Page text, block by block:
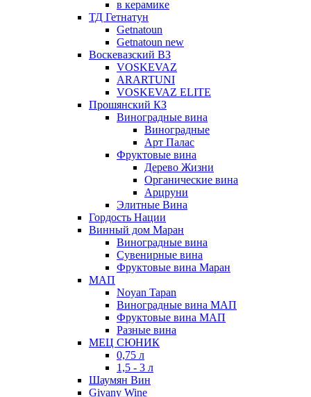
в керамике
ТД Гетнатун
Getnatoun
Getnatoun new
Воскевазский ВЗ
VOSKEVAZ
ARARTUNI
VOSKEVAZ ELITE
Прошянский КЗ
Виноградные вина
Виноградные
Арт Палас
Фруктовые вина
Дерево Жизни
Органические вина
Арцруни
Элитные Вина
Гордость Нации
Винный дом Маран
Виноградные вина
Сувенирные вина
Фруктовые вина Маран
МАП
Noyan Tapan
Виноградные вина МАП
Фруктовые вина МАП
Разные вина
МЕЦ СЮНИК
0,75 л
1,5 - 3 л
Шаумян Вин
Givany Wine